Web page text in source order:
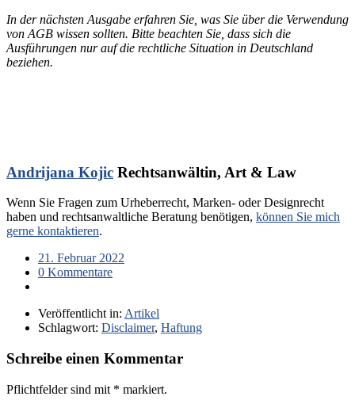
In der nächsten Ausgabe erfahren Sie, was Sie über die Verwendung
von AGB wissen sollten. Bitte beachten Sie, dass sich die
Ausführungen nur auf die rechtliche Situation in Deutschland
beziehen.
Andrijana Kojic Rechtsanwältin, Art & Law
Wenn Sie Fragen zum Urheberrecht, Marken- oder Designrecht
haben und rechtsanwaltliche Beratung benötigen, können Sie mich
gerne kontaktieren.
21. Februar 2022
0 Kommentare
Veröffentlicht in: Artikel
Schlagwort: Disclaimer, Haftung
Schreibe einen Kommentar
Pflichtfelder sind mit * markiert.